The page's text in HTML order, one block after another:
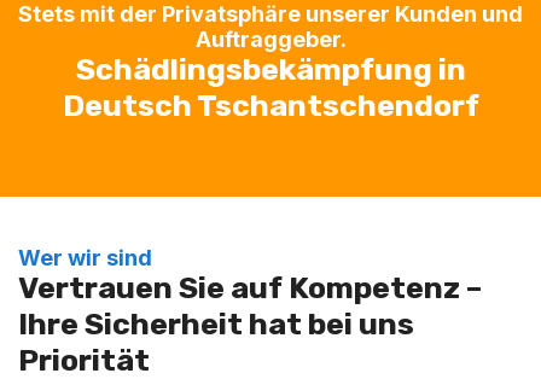
Stets mit der Privatsphäre unserer Kunden und
Auftraggeber.
Schädlingsbekämpfung in
Deutsch Tschantschendorf
Wer wir sind
Vertrauen Sie auf Kompetenz –
Ihre Sicherheit hat bei uns
Priorität